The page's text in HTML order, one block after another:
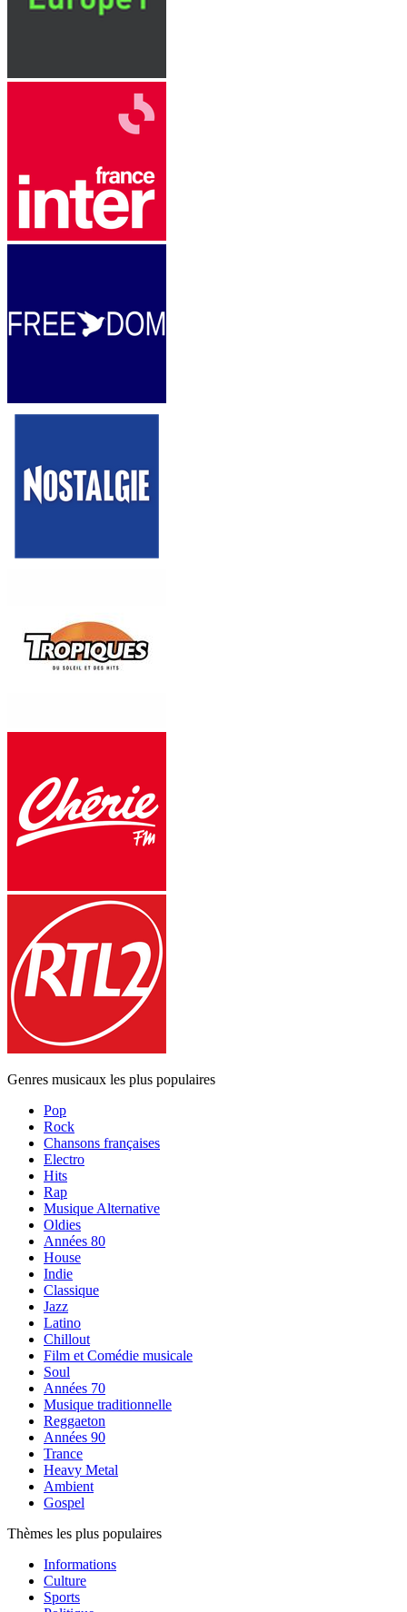
Genres musicaux les plus populaires
Pop
Rock
Chansons françaises
Electro
Hits
Rap
Musique Alternative
Oldies
Années 80
House
Indie
Classique
Jazz
Latino
Chillout
Film et Comédie musicale
Soul
Années 70
Musique traditionnelle
Reggaeton
Années 90
Trance
Heavy Metal
Ambient
Gospel
Thèmes les plus populaires
Informations
Culture
Sports